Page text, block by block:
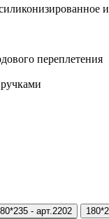
переплетения
- арт.2202